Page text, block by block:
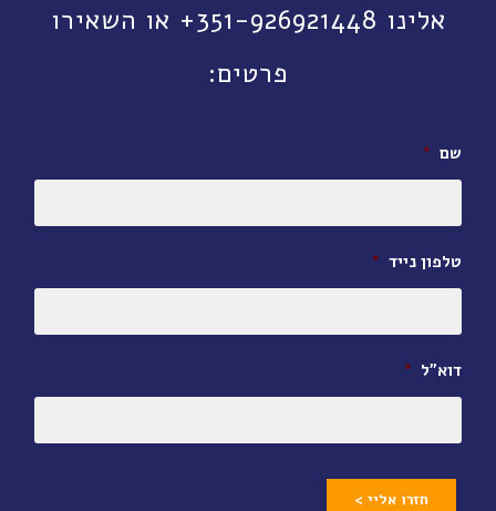
אלינו 351-926921448+ או השאירו
פרטים:
שם *
טלפון נייד *
דוא״ל *
חזרו אליי >